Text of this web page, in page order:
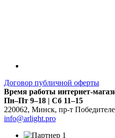
Договор публичной оферты
Время работы интернет-
Пн–Пт 9–18 | Сб 11–15
220062, Минск, пр-т
info@arlight.pro